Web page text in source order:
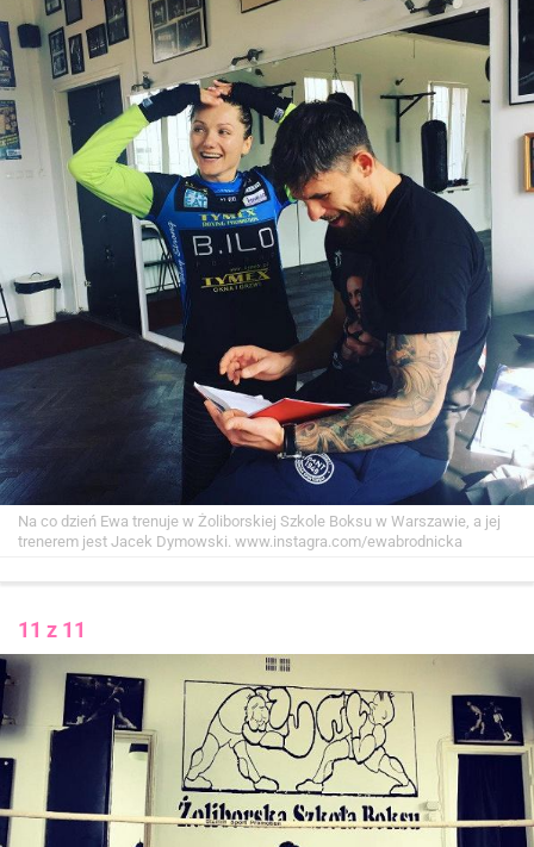
Na co dzień Ewa trenuje w Żoliborskiej Szkole Boksu w Warszawie, a jej
trenerem jest Jacek Dymowski. www.instagra.com/ewabrodnicka
11 z 11